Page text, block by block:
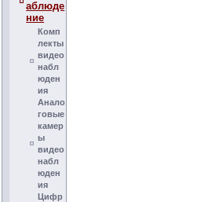
аблюде
ние
Комп
лекты
видео
набл
юден
ия
Анало
говые
камер
ы
видео
набл
юден
ия
Цифр